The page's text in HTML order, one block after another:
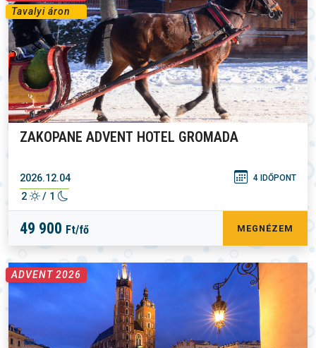
Tavalyi áron
ZAKOPANE ADVENT HOTEL GROMADA
2026.12.04 4 IDŐPONT
2 / 1
49 900 Ft/fő MEGNÉZEM
ADVENT 2026